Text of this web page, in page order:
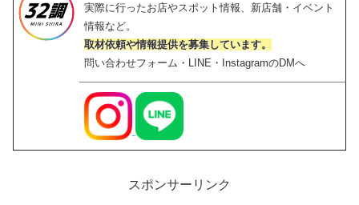
実際に行ったお店やスポット情報、新店舗・イベント
情報など。
取材依頼や情報提供を募集しています。
問い合わせフォーム・LINE・InstagramのDMへ
スポンサーリンク